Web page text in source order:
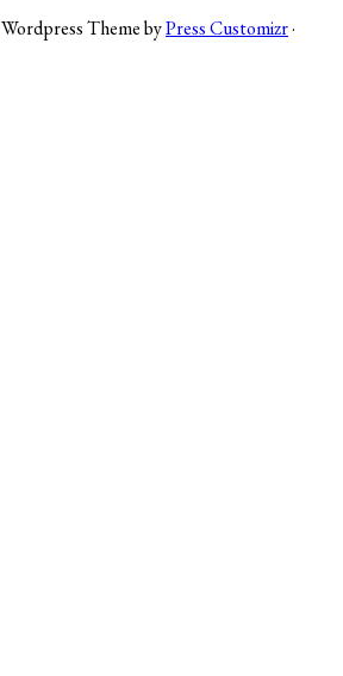
Wordpress Theme byPress Customizr·